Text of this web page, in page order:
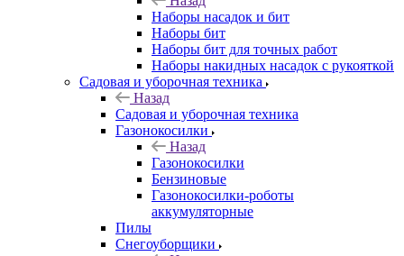
Наборы насадок и бит
Наборы бит
Наборы бит для точных работ
Наборы накидных насадок с рукояткой
Садовая и уборочная техника
Назад
Садовая и уборочная техника
Газонокосилки
Назад
Газонокосилки
Бензиновые
Газонокосилки-роботы
аккумуляторные
Пилы
Снегоуборщики